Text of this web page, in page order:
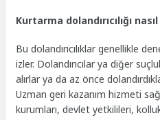
Kurtarma dolandırıcılığı
Bu dolandırıcılıklar genellikle
izler. Dolandırıcılar ya diğer
alırlar ya da az önce
Uzman geri kazanım hizmeti
kurumları, devlet yetkilileri,